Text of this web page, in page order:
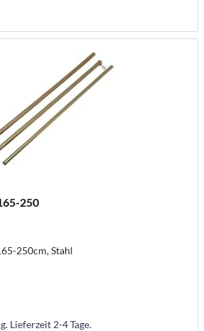
250
250cm, Stahl
Lieferzeit 2-4 Tage.